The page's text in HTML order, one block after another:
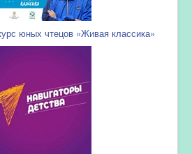
юных чтецов «Живая классика»